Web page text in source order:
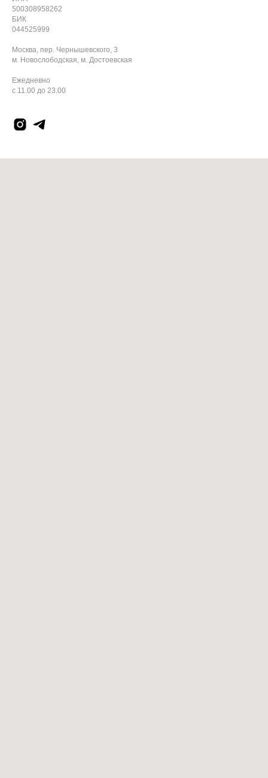
500308958262
БИК
044525999
Москва, пер. Чернышевского, 3
м. Новослободская, м. Достоевская
Ежедневно
с 11.00 до 23.00